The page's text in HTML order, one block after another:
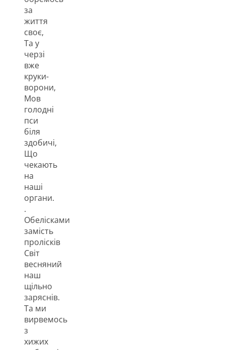
за
життя
своє,
Та у
черзі
вже
круки-
ворони,
Мов
голодні
пси
біля
здобичі,
Що
чекають
на
наші
органи.
.
Обелісками
замість
пролісків
Світ
весняний
наш
щільно
заряснів.
Та ми
вирвемось
з
хижих